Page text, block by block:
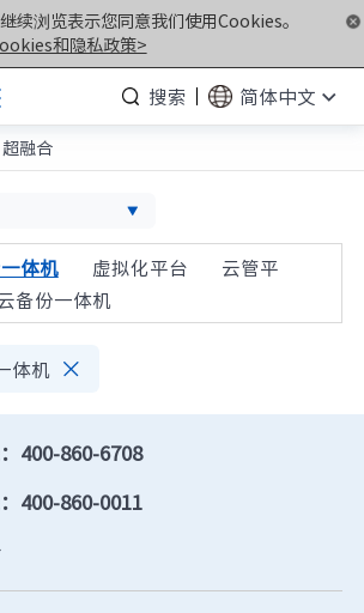
续浏览表示您同意我们使用Cookies。
和隐私政策>
搜索
简体中文
超融合
体机 虚拟化平台
云管平
备份一体机
体机 
400-860-6708
400-860-0011